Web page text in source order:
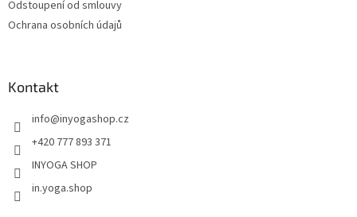
Odstoupení od smlouvy
Ochrana osobních údajů
Kontakt
info@inyogashop.cz
+420 777 893 371
INYOGA SHOP
in.yoga.shop